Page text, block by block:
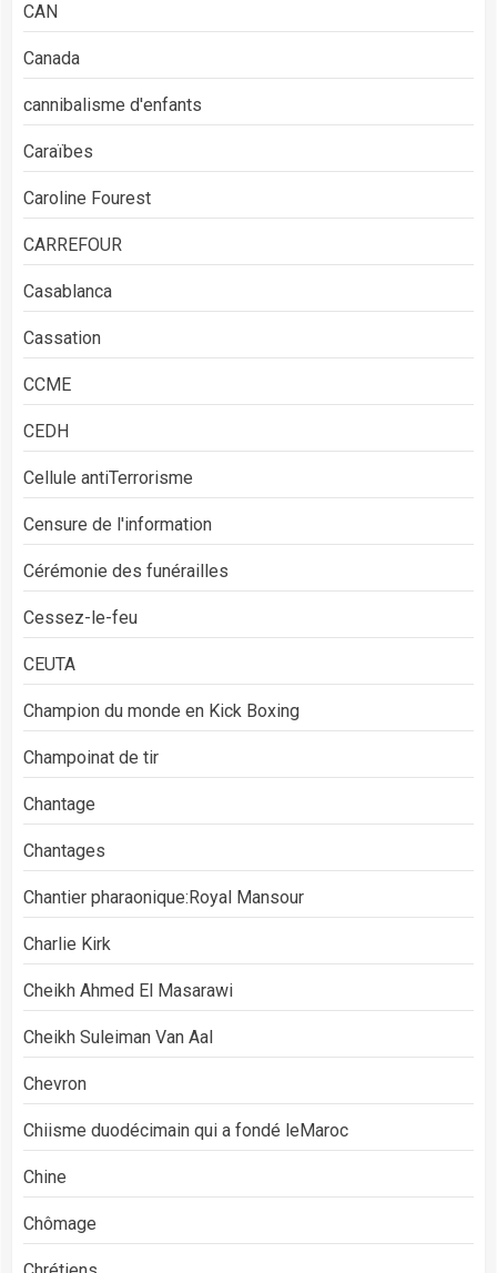
CAN
Canada
cannibalisme d'enfants
Caraïbes
Caroline Fourest
CARREFOUR
Casablanca
Cassation
CCME
CEDH
Cellule antiTerrorisme
Censure de l'information
Cérémonie des funérailles
Cessez-le-feu
CEUTA
Champion du monde en Kick Boxing
Champoinat de tir
Chantage
Chantages
Chantier pharaonique:Royal Mansour
Charlie Kirk
Cheikh Ahmed El Masarawi
Cheikh Suleiman Van Aal
Chevron
Chiisme duodécimain qui a fondé leMaroc
Chine
Chômage